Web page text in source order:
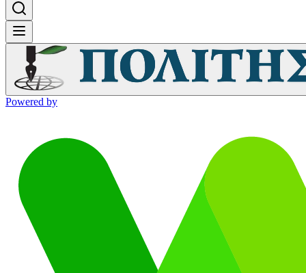
Powered by